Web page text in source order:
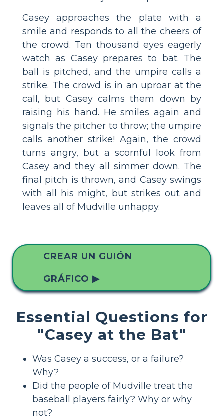
Casey approaches the plate with a
smile and responds to all the cheers of
the crowd. Ten thousand eyes eagerly
watch as Casey prepares to bat. The
ball is pitched, and the umpire calls a
strike. The crowd is in an uproar at the
call, but Casey calms them down by
raising his hand. He smiles again and
signals the pitcher to throw; the umpire
calls another strike! Again, the crowd
turns angry, but a scornful look from
Casey and they all simmer down. The
final pitch is thrown, and Casey swings
with all his might, but strikes out and
leaves all of Mudville unhappy.
CREAR UN GUIÓN
GRÁFICO ▶
Essential Questions for
"Casey at the Bat"
Was Casey a success, or a failure?
Why?
Did the people of Mudville treat the
baseball players fairly? Why or why
not?